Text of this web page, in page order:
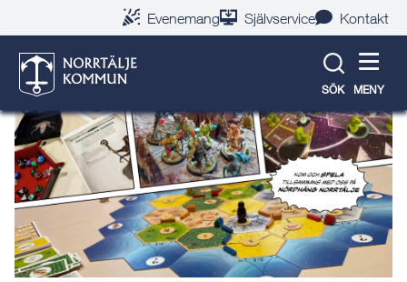
Evenemang Självservice Kontakt
SÖK MENY
Tillbaka till evenemangslista